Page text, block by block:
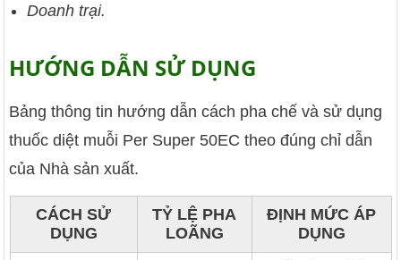
Doanh trại.
HƯỚNG DẪN SỬ DỤNG
Bảng thông tin hướng dẫn cách pha chế và sử dụng
thuốc diệt muỗi Per Super 50EC theo đúng chỉ dẫn
của Nhà sản xuất.
CÁCH SỬ
DỤNG
TỶ LỆ PHA
LOÃNG
ĐỊNH MỨC ÁP
DỤNG